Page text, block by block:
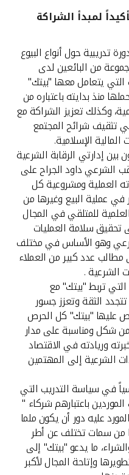
لمبدأ الشراكة
تدريبية حول أنواع البيوع
من البائعين لدى
يتعامل معها "بيتك"
منذ بدايته باعتباره من
وكذلك تعزيز الشراكة مع
تثقيف شرائح المجتمع
الإسلامية.
بين إدارتي الرقابة الشرعية
الشرعي داود الجراح على
العملية ومشروعية كل
عملية البيع وغيرها من
للمتلقي في المجال
سلامة العمليات
وهو الأساس في مختلف
مطالب عدد كبير من العملاء
الشرعية .
تربط "بيتك" مع
الثقة وتعزز جسور
عليها "بيتك" كل الحرص
شكل ومناسبة على مدار
وريادته في الاقتصاد
الشرعية إلى المهتمين
في سياسة التدريب التي
باعتبارهم شركاء "
عليه دور أن يكون ملما
من سمات تختلف عن أطر
ما يدعو "بيتك" إلى
وإتاحة المجال لأكبر